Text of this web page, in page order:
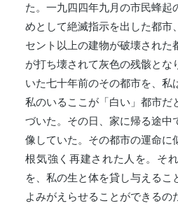
た。一九四四年九月の市民蜂起
めとして絶滅指示を出した都市
セント以上の建物が破壊された
が打ち壊されて灰色の残骸とな
いた七十年前のその都市を、私
私のいるここが「白い」都市だ
づいた。その日、家に帰る途中
像していた。その都市の運命に
根気強く再建された人を。そ
を、私の生と体を貸し与えるこ
よみがえらせることができるの